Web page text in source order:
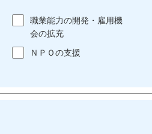
職業能力の開発・雇用機
会の拡充
ＮＰＯの支援